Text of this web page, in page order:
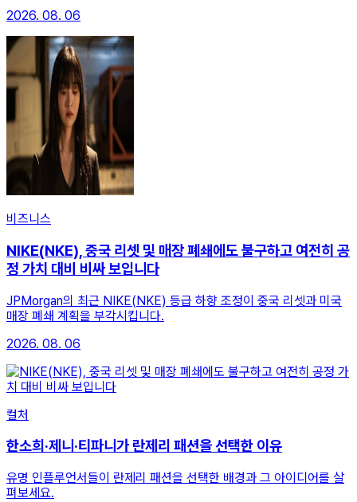
2026. 08. 06
비즈니스
NIKE(NKE), 중국 리셋 및 매장 폐쇄에도 불구하고 여전히 공
정 가치 대비 비싸 보입니다
JPMorgan의 최근 NIKE(NKE) 등급 하향 조정이 중국 리셋과 미국
매장 폐쇄 계획을 부각시킵니다.
2026. 08. 06
컬처
한소희·제니·티파니가 란제리 패션을 선택한 이유
유명 인플루언서들이 란제리 패션을 선택한 배경과 그 아이디어를 살
펴보세요.